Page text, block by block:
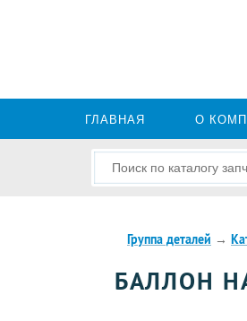
Группа деталей →
БАЛЛОН
ГЛАВНАЯ О